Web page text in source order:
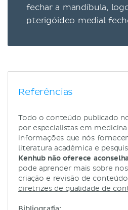
fechar a mandíbula,
pterigóideo medial
Referências
Todo o conteúdo publicado
por especialistas em
informações que nós
literatura acadêmica e
Kenhub não oferece
pode aprender mais sobre
criação e revisão de
diretrizes de qualidade de